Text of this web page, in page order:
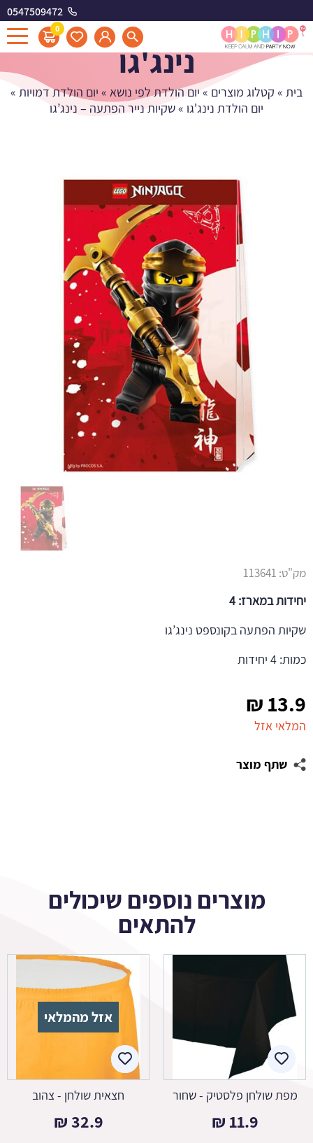
0547509472
0
שקיות נייר הפתעה -
נינג'גו
בית » קטלוג מוצרים » יום הולדת לפי נושא » יום הולדת דמויות »
יום הולדת נינג'גו »שקיות נייר הפתעה – נינג’גו
13.9
₪
המלאי אזל
שתף מוצר
מק"ט: 113641
יחידות במארז: 4
שקיות הפתעה בקונספט נינג’גו
כמות: 4 יחידות
מוצרים נוספים שיכולים
להתאים
מפת שולחן פלסטיק - שחור
11.9
₪
אזל מהמלאי
חצאית שולחן - צהוב
32.9
₪